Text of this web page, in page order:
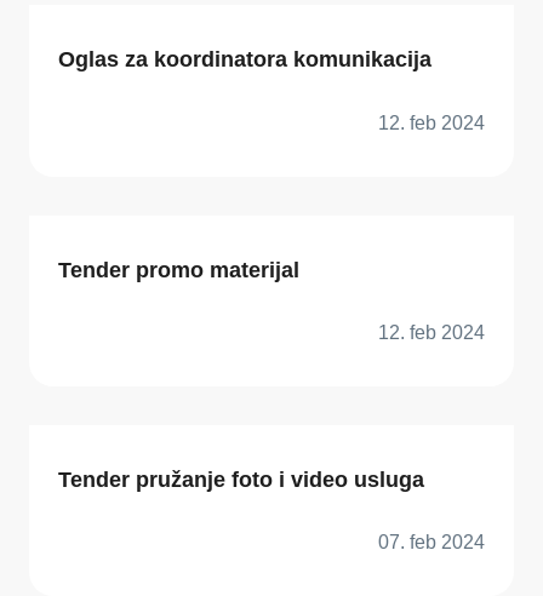
Oglas za koordinatora komunikacija
12. feb 2024
Tender promo materijal
12. feb 2024
Tender pružanje foto i video usluga
07. feb 2024